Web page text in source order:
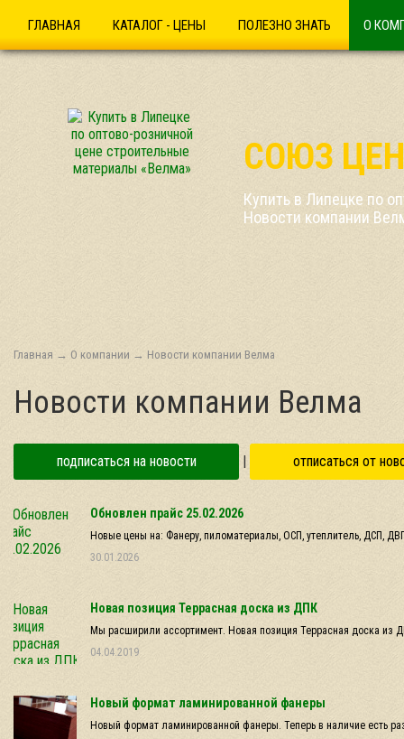
СОЮЗ
Купить в Липецке по
Новости компании
ГЛАВНАЯ КАТАЛОГ - ЦЕНЫ ПОЛЕЗНО ЗНАТЬ О
Главная → О компании → Новости компании Велма
Новости компании Велма
подписаться на новости | отписаться от
Обновлен прайс 25.02.2026
Новые цены на: Фанеру, пиломатериалы, ОСП, утеплитель, ДСП,
30.01.2026
Новая позиция Террасная доска из ДПК
Мы расширили ассортимент. Новая позиция Террасная доска из
04.04.2019
Новый формат ламинированной фанеры
Новый формат ламинированной фанеры. Теперь в наличие есть